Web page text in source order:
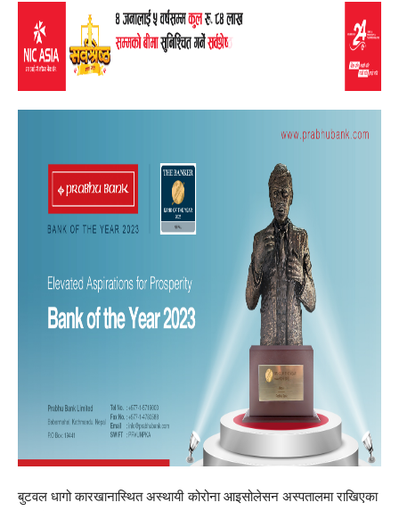
बुटवल धागो कारखानास्थित अस्थायी कोरोना आइसोलेसन अस्पतालमा राखिएका